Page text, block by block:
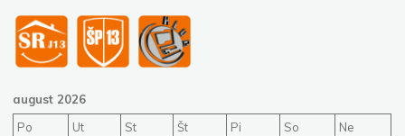
august 2026
Po
Ut St Št Pi So
Ne